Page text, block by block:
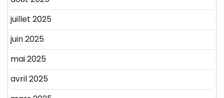
juillet 2025
juin 2025
mai 2025
avril 2025